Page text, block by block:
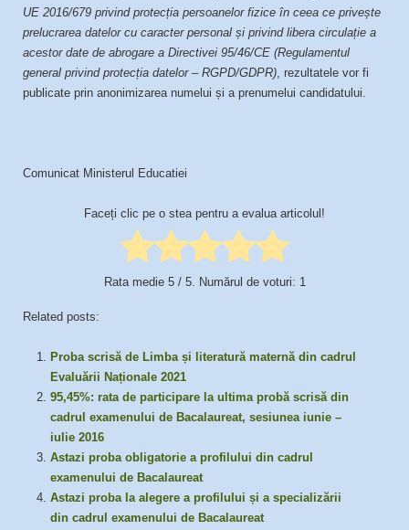
UE 2016/679 privind protecția persoanelor fizice în ceea ce privește
prelucrarea datelor cu caracter personal și privind libera circulație a
acestor date de abrogare a Directivei 95/46/CE (Regulamentul
general privind protecția datelor – RGPD/GDPR), rezultatele vor fi
publicate prin anonimizarea numelui și a prenumelui candidatului.
Comunicat Ministerul Educatiei
Faceți clic pe o stea pentru a evalua articolul!
Rata medie 5/ 5. Numărul de voturi: 1
Related posts:
Proba scrisă de Limba și literatură maternă din cadrul
Evaluării Naționale 2021
95,45%: rata de participare la ultima probă scrisă din
cadrul examenului de Bacalaureat, sesiunea iunie –
iulie 2016
Astazi proba obligatorie a profilului din cadrul
examenului de Bacalaureat
Astazi proba la alegere a profilului și a specializării
din cadrul examenului de Bacalaureat